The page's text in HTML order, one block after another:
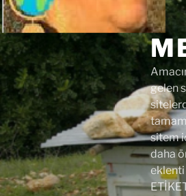
İçeriğe
geç
gelen
sitem
daha
eklenti